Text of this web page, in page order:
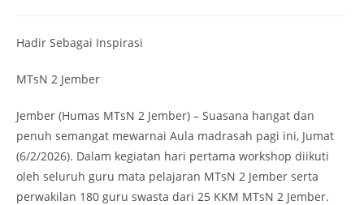
Hadir Sebagai Inspirasi
MTsN 2 Jember
Jember (Humas MTsN 2 Jember) – Suasana hangat dan
penuh semangat mewarnai Aula madrasah pagi ini, Jumat
(6/2/2026). Dalam kegiatan hari pertama workshop diikuti
oleh seluruh guru mata pelajaran MTsN 2 Jember serta
perwakilan 180 guru swasta dari 25 KKM MTsN 2 Jember.